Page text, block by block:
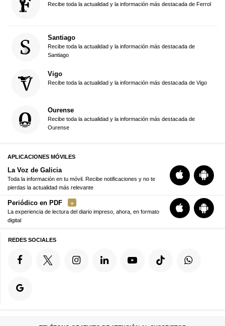
Recibe toda la actualidad y la información más destacada de Ferrol
Santiago
Recibe toda la actualidad y la información más destacada de
Santiago
Vigo
Recibe toda la actualidad y la información más destacada de Vigo
Ourense
Recibe toda la actualidad y la información más destacada de
Ourense
APLICACIONES MÓVILES
La Voz de Galicia
Toda la información en tu móvil. Recibe notificaciones y no te
pierdas la actualidad más relevante
Periódico en PDF
La experiencia de lectura del diario impreso, ahora, en formato
digital
REDES SOCIALES